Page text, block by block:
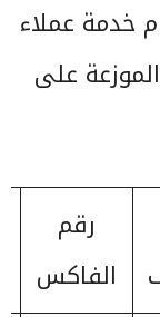
خدمة عملاء
فروع البنك الاهلي اليمني NBY الموزعة على
رقم
الفاكس